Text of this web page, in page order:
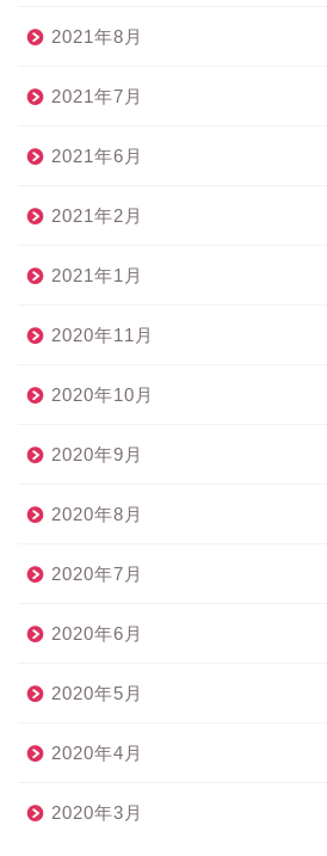
2021年8月
2021年7月
2021年6月
2021年2月
2021年1月
2020年11月
2020年10月
2020年9月
2020年8月
2020年7月
2020年6月
2020年5月
2020年4月
2020年3月